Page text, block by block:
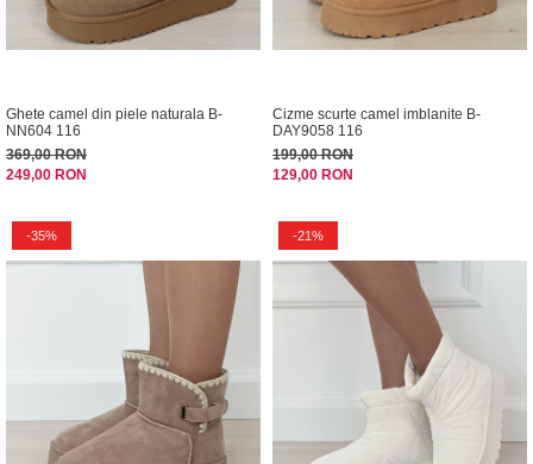
Ghete camel din piele naturala B-
NN604 116
369,00 RON
249,00 RON
Cizme scurte camel imblanite B-
DAY9058 116
199,00 RON
129,00 RON
-35% -21%